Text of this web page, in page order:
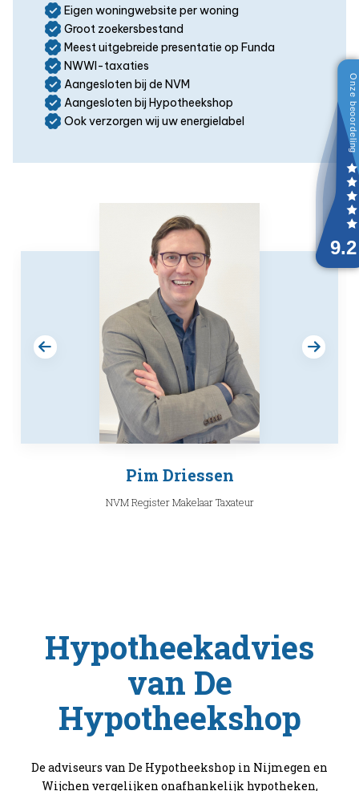
Eigen woningwebsite per woning
Groot zoekersbestand
Meest uitgebreide presentatie op Funda
NWWI-taxaties
Aangesloten bij de NVM
Aangesloten bij Hypotheekshop
Ook verzorgen wij uw energielabel
Pim Driessen
NVM Register Makelaar Taxateur
Hypotheekadvies
van De
Hypotheekshop
De adviseurs van De Hypotheekshop in Nijmegen en
Wijchen vergelijken onafhankelijk hypotheken,